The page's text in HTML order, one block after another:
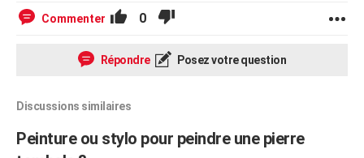
Commenter 0
Répondre Posez votre question
Discussions similaires
Peinture ou stylo pour peindre une pierre